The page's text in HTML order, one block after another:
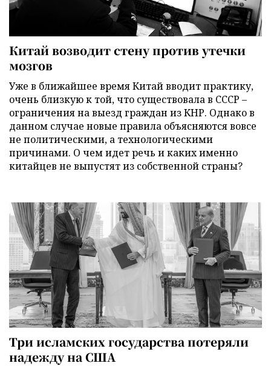
Китай возводит стену против утечки
мозгов
Уже в ближайшее время Китай вводит практику,
очень близкую к той, что существовала в СССР –
ограничения на выезд граждан из КНР. Однако в
данном случае новые правила объясняются вовсе
не политическими, а технологическими
причинами. О чем идет речь и каких именно
китайцев не выпустят из собственной страны?
Три исламских государства потеряли
надежду на США